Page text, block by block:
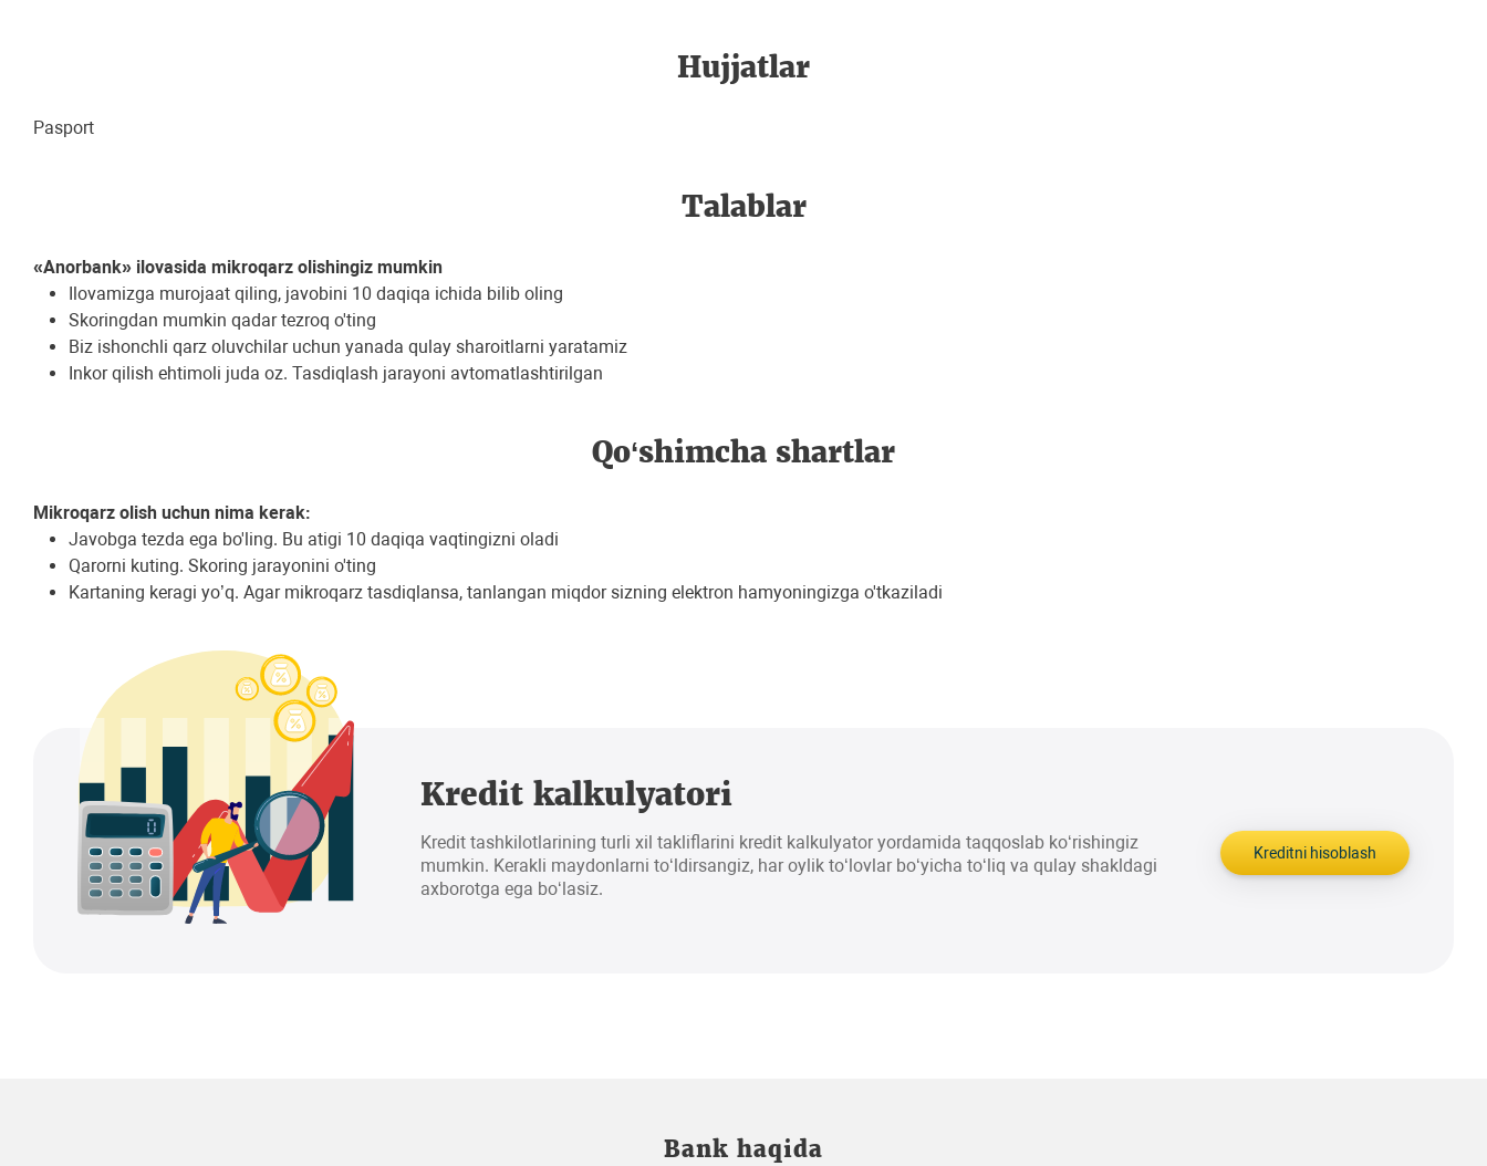
Hujjatlar
Pasport
Talablar
«Anorbank» ilovasida mikroqarz olishingiz mumkin
Ilovamizga murojaat qiling, javobini 10 daqiqa ichida bilib oling
Skoringdan mumkin qadar tezroq o'ting
Biz ishonchli qarz oluvchilar uchun yanada qulay sharoitlarni yaratamiz
Inkor qilish ehtimoli juda oz. Tasdiqlash jarayoni avtomatlashtirilgan
Qo‘shimcha shartlar
Mikroqarz olish uchun nima kerak:
Javobga tezda ega bo'ling. Bu atigi 10 daqiqa vaqtingizni oladi
Qarorni kuting. Skoring jarayonini o'ting
Kartaning keragi yo’q. Agar mikroqarz tasdiqlansa, tanlangan miqdor sizning elektron hamyoningizga o'tkaziladi
Kredit kalkulyatori
Kredit tashkilotlarining turli xil takliflarini kredit kalkulyator yordamida taqqoslab ko‘rishingiz
mumkin. Kerakli maydonlarni to‘ldirsangiz, har oylik to‘lovlar bo‘yicha to‘liq va qulay shakldagi
axborotga ega bo‘lasiz.
Kreditni hisoblash
Bank haqida